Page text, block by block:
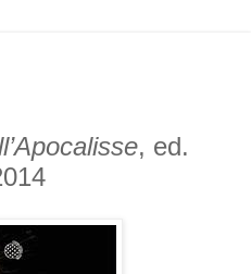
, ed.